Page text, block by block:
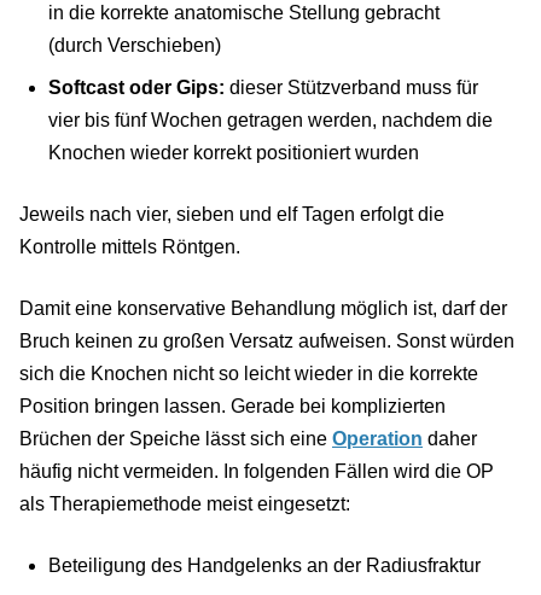
in die korrekte anatomische Stellung gebracht
(durch Verschieben)
Softcast oder Gips: dieser Stützverband muss für
vier bis fünf Wochen getragen werden, nachdem die
Knochen wieder korrekt positioniert wurden
Jeweils nach vier, sieben und elf Tagen erfolgt die
Kontrolle mittels Röntgen.
Damit eine konservative Behandlung möglich ist, darf der
Bruch keinen zu großen Versatz aufweisen. Sonst würden
sich die Knochen nicht so leicht wieder in die korrekte
Position bringen lassen. Gerade bei komplizierten
Brüchen der Speiche lässt sich eine Operation daher
häufig nicht vermeiden. In folgenden Fällen wird die OP
als Therapiemethode meist eingesetzt:
Beteiligung des Handgelenks an der Radiusfraktur